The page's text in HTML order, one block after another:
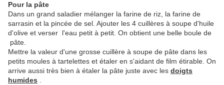
Pour la pâte
Dans un grand saladier mélanger la farine de riz, la farine de
sarrasin et la pincée de sel. Ajouter les 4 cuillères à soupe d'huile
d'olive et verser l'eau petit à petit. On obtient une belle boule de
pâte.
Mettre la valeur d'une grosse cuillère à soupe de pâte dans les
petits moules à tartelettes et étaler en s'aidant de film étirable. On
arrive aussi très bien à étaler la pâte juste avec les doigts
humides